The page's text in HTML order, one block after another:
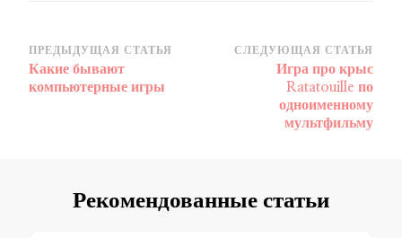
Навигация
по
ПРЕДЫДУЩАЯ СТАТЬЯ
Какие бывают
компьютерные игры
СЛЕДУЮЩАЯ СТАТЬЯ
Игра про крыс
Ratatouille по
одноименному
мультфильму
Рекомендованные статьи